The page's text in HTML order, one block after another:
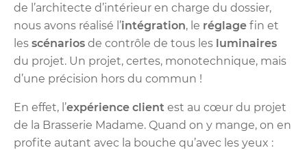
de l’architecte d’intérieur en charge du dossier,
nous avons réalisé l’intégration, le réglage fin et
les scénarios de contrôle de tous les luminaires
du projet. Un projet, certes, monotechnique, mais
d’une précision hors du commun !
En effet, l’expérience client est au cœur du projet
de la Brasserie Madame. Quand on y mange, on en
profite autant avec la bouche qu’avec les yeux :